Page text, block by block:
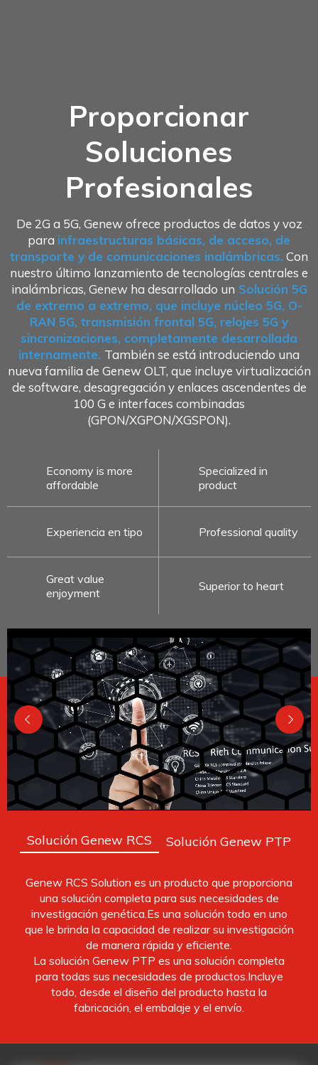
Proporcionar
Soluciones
Profesionales
De 2G a 5G, Genew ofrece productos de datos y voz
para infraestructuras básicas, de acceso, de
transporte y de comunicaciones inalámbricas. Con
nuestro último lanzamiento de tecnologías centrales e
inalámbricas, Genew ha desarrollado un Solución 5G
de extremo a extremo, que incluye núcleo 5G, O-
RAN 5G, transmisión frontal 5G, relojes 5G y
sincronizaciones, completamente desarrollada
internamente. También se está introduciendo una
nueva familia de Genew OLT, que incluye virtualización
de software, desagregación y enlaces ascendentes de
100 G e interfaces combinadas
(GPON/XGPON/XGSPON).
Economy is more
affordable
Specialized in
product
Experiencia en tipo Professional quality
Great value
enjoyment
Superior to heart
Solución Genew RCS Solución Genew PTP
Genew RCS Solution es un producto que proporciona
una solución completa para sus necesidades de
investigación genética.Es una solución todo en uno
que le brinda la capacidad de realizar su investigación
de manera rápida y eficiente.
La solución Genew PTP es una solución completa
para todas sus necesidades de productos.Incluye
todo, desde el diseño del producto hasta la
fabricación, el embalaje y el envío.